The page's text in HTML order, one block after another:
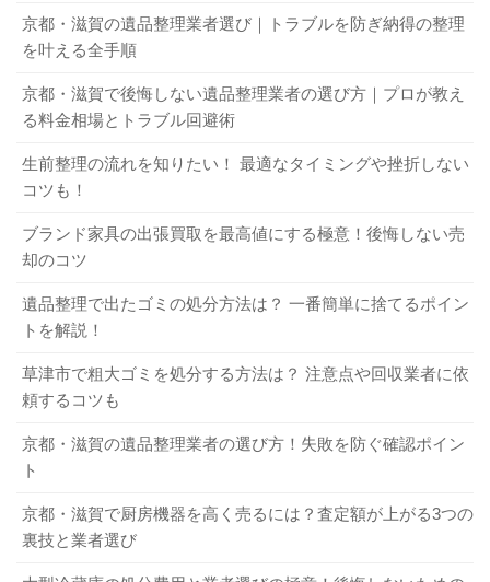
があります。なお、ゴミとして廃棄する場合は、基本的に
資源リサイクルされません。
1-1-3．自治体に処分を依頼するメリット・デメ
リット
処分費用が無料もしくは格安
資源リサイクルしてもらえる（小型家電リサイクル法
に沿った処分）
デメリット
集荷場所まで自分で運ぶ必要がある
回収日時・集荷場所が決められている
法に沿った処分）
品回収業者の場合）
買取不可の場合は引き取り処分も依頼できない（リサ
イクルショップ）
買取不可の場合は回収費用がかかることがある
3-2．ネットオークション・フリマサイトで売
サイトで売ることもできます。自分で売ってみたい人は、
挑戦してみるといいでしょう。
ネットオークションやフリマサイトで電気ケトルを売る場
京都・滋賀の遺品整理業者選び｜トラブルを防ぎ納得の整理
を叶える全手順
京都・滋賀で後悔しない遺品整理業者の選び方｜プロが教え
る料金相場とトラブル回避術
生前整理の流れを知りたい！ 最適なタイミングや挫折しない
コツも！
ブランド家具の出張買取を最高値にする極意！後悔しない売
却のコツ
遺品整理で出たゴミの処分方法は？ 一番簡単に捨てるポイン
トを解説！
草津市で粗大ゴミを処分する方法は？ 注意点や回収業者に依
頼するコツも
京都・滋賀の遺品整理業者の選び方！失敗を防ぐ確認ポイン
ト
京都・滋賀で厨房機器を高く売るには？査定額が上がる3つの
裏技と業者選び